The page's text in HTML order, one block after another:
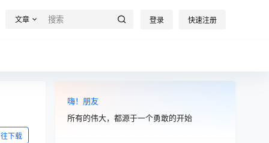
文章 登录 快速注册
下载
嗨！朋友
所有的伟大，都源于一个勇敢的开始